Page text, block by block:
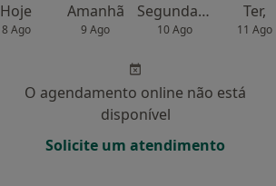
Hoje
8 Ago
Amanhã
9 Ago
Segunda-feira
10 Ago
Ter,
11 Ago
O agendamento online não está
disponível
Solicite um atendimento